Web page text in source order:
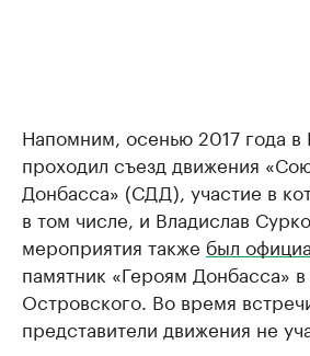
Напомним, осенью 2017 года в
проходил съезд движения
Донбасса» (СДД), участие в
в том числе, и Владислав
мероприятия также был
памятник «Героям Донбасса»
Островского. Во время
представители движения не